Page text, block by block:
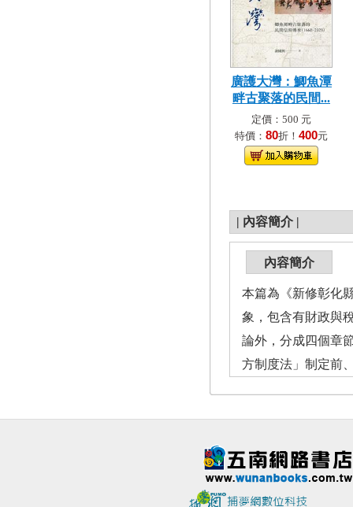
廣護大灣：鯽魚潭
畔古聚落的民間...
定價：500 元
特價： 80折！ 400元
| 內容簡介 |
內容簡介
本篇為《新修彰化
象，包含有財政與
論外，分成四個章
方制度法」制定前